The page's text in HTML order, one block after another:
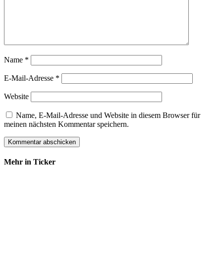
Name *
E-Mail-Adresse *
Website
Name, E-Mail-Adresse und Website in diesem Browser für
meinen nächsten Kommentar speichern.
Mehr in Ticker